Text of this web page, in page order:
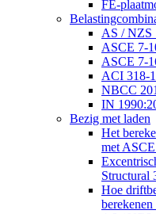
FE-
AS / NZS
ASCE 7-
ASCE 7-
ACI 318-
NBCC
IN
Bezig met laden
Het
met
Structural
Hoe
berekenen